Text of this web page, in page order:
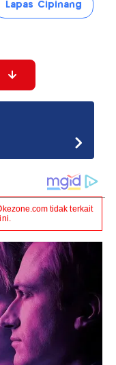
Lapas Cipinang